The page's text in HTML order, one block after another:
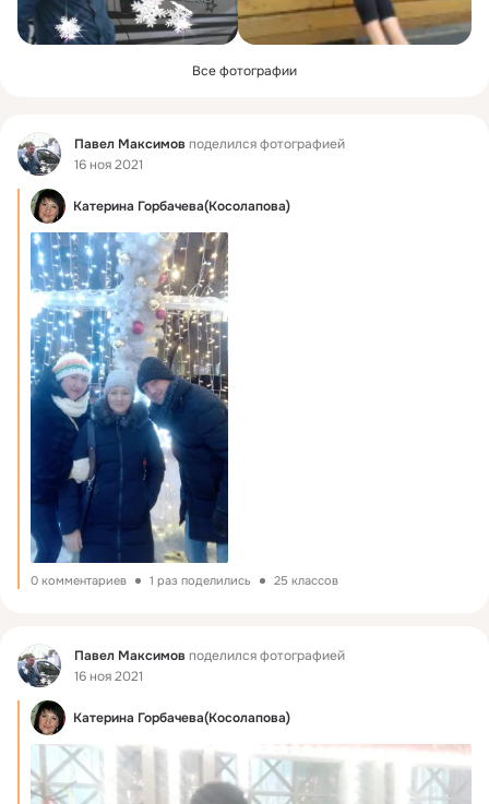
Все фотографии
Фид Павел Максимов поделился фотографией
16 ноя 2021
Катерина Горбачева(Косолапова)
0 комментариев 1 раз поделились 25 классов
Фид Павел Максимов поделился фотографией
16 ноя 2021
Катерина Горбачева(Косолапова)